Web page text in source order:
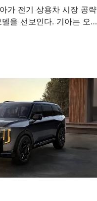
가 전기 상용차 시장 공략
을 선보인다. 기아는 오는
델의 새로운 변형인 PV5
략의 일환으로 풀이된다.